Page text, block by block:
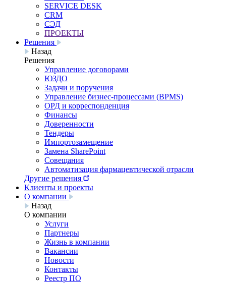
SERVICE DESK
CRM
СЭД
ПРОЕКТЫ
Решения
Назад
Решения
Управление договорами
ЮЗДО
Задачи и поручения
Управление бизнес-процессами (BPMS)
ОРД и корреспонденция
Финансы
Доверенности
Тендеры
Импортозамещение
Замена SharePoint
Совещания
Автоматизация фармацевтической отрасли
Другие решения
Клиенты и проекты
О компании
Назад
О компании
Услуги
Партнеры
Жизнь в компании
Вакансии
Новости
Контакты
Реестр ПО